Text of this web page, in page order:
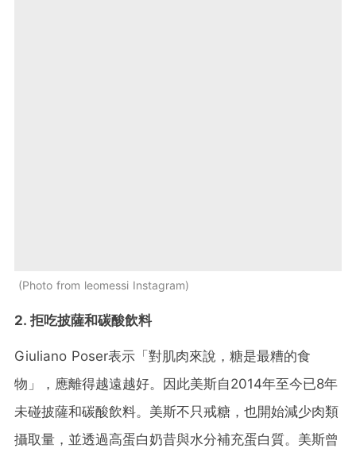
Photo from leomessi Instagram
2. 拒吃披薩和碳酸飲料
Giuliano Poser表示「對肌肉來說，糖是最糟的食
物」，應離得越遠越好。因此美斯自2014年至今已8年
未碰披薩和碳酸飲料。美斯不只戒糖，也開始減少肉類
攝取量，並透過高蛋白奶昔與水分補充蛋白質。美斯曾